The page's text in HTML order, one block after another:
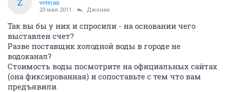
veteran
20 мая 2011 Джоник
Так вы бы у них и спросили - на основании чего
выставлен счет?
Разве поставщик холодной воды в городе не
водоканал?
Стоимость воды посмотрите на официальных сайтах
(она фиксированная) и сопоставьте с тем что вам
предъявили.